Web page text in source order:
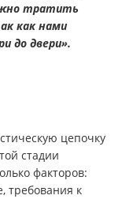
тратить
как нами
до двери».
цепочку
стадии
факторов:
требования к